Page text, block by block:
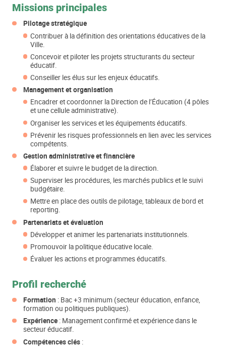
Missions principales
Pilotage stratégique
Contribuer à la définition des orientations éducatives de la
Ville.
Concevoir et piloter les projets structurants du secteur
éducatif.
Conseiller les élus sur les enjeux éducatifs.
Management et organisation
Encadrer et coordonner la Direction de l’Éducation (4 pôles
et une cellule administrative).
Organiser les services et les équipements éducatifs.
Prévenir les risques professionnels en lien avec les services
compétents.
Gestion administrative et financière
Élaborer et suivre le budget de la direction.
Superviser les procédures, les marchés publics et le suivi
budgétaire.
Mettre en place des outils de pilotage, tableaux de bord et
reporting.
Partenariats et évaluation
Développer et animer les partenariats institutionnels.
Promouvoir la politique éducative locale.
Évaluer les actions et programmes éducatifs.
Profil recherché
Formation : Bac +3 minimum (secteur éducation, enfance,
formation ou politiques publiques).
Expérience: Management confirmé et expérience dans le
secteur éducatif.
Compétences clés: